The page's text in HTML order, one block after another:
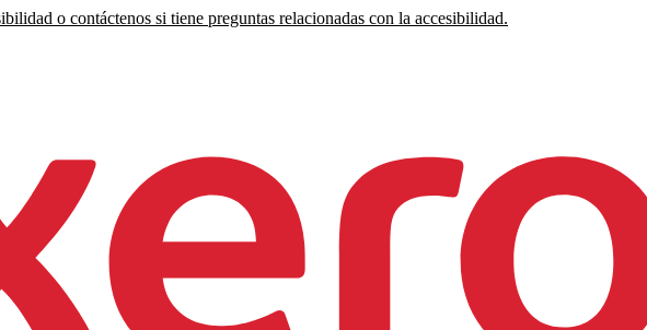
o contáctenos si tiene preguntas relacionadas con la accesibilidad.